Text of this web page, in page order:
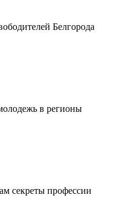
Белгорода
в регионы
секреты профессии